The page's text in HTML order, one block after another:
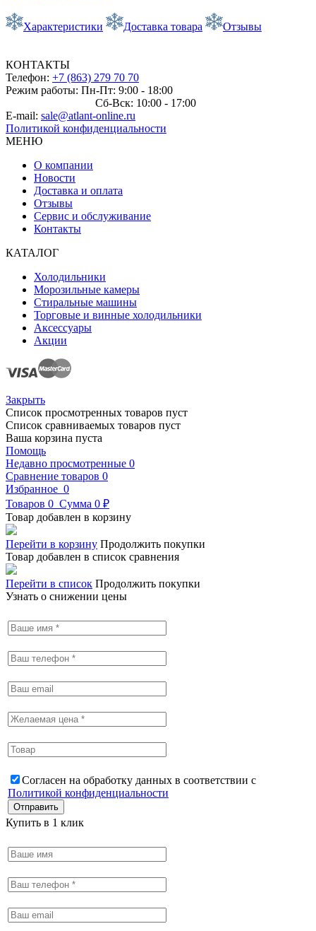
Характеристики Доставка товара Отзывы
КОНТАКТЫ
Телефон: +7 (863) 279 70 70
Режим работы: Пн-Пт: 9:00 - 18:00
Сб-Вск: 10:00 - 17:00
E-mail: sale@atlant-online.ru
Политикой конфиденциальности
МЕНЮ
О компании
Новости
Доставка и оплата
Отзывы
Сервис и обслуживание
Контакты
КАТАЛОГ
Холодильники
Морозильные камеры
Стиральные машины
Торговые и винные холодильники
Аксессуары
Акции
Закрыть
Список просмотренных товаров пуст
Список сравниваемых товаров пуст
Ваша корзина пуста
Помощь
Недавно просмотренные 0
Сравнение товаров 0
Избранное 0
Товаров 0 Сумма 0 ₽
Товар добавлен в корзину
Перейти в корзину Продолжить покупки
Товар добавлен в список сравнения
Перейти в список Продолжить покупки
Узнать о снижении цены
Согласен на обработку данных в соответствии с
Политикой конфиденциальности
Купить в 1 клик